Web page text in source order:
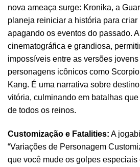
nova ameaça surge: Kronika, a
planeja reiniciar a história para criar
apagando os eventos do passado.
cinematográfica e grandiosa,
impossíveis entre as versões
personagens icônicos como
Kang. É uma narrativa sobre
vitória, culminando em batalhas
de todos os reinos.
Customização e Fatalities: A
“Variações de Personagem
que você mude os golpes especiais